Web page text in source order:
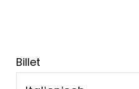
Billet